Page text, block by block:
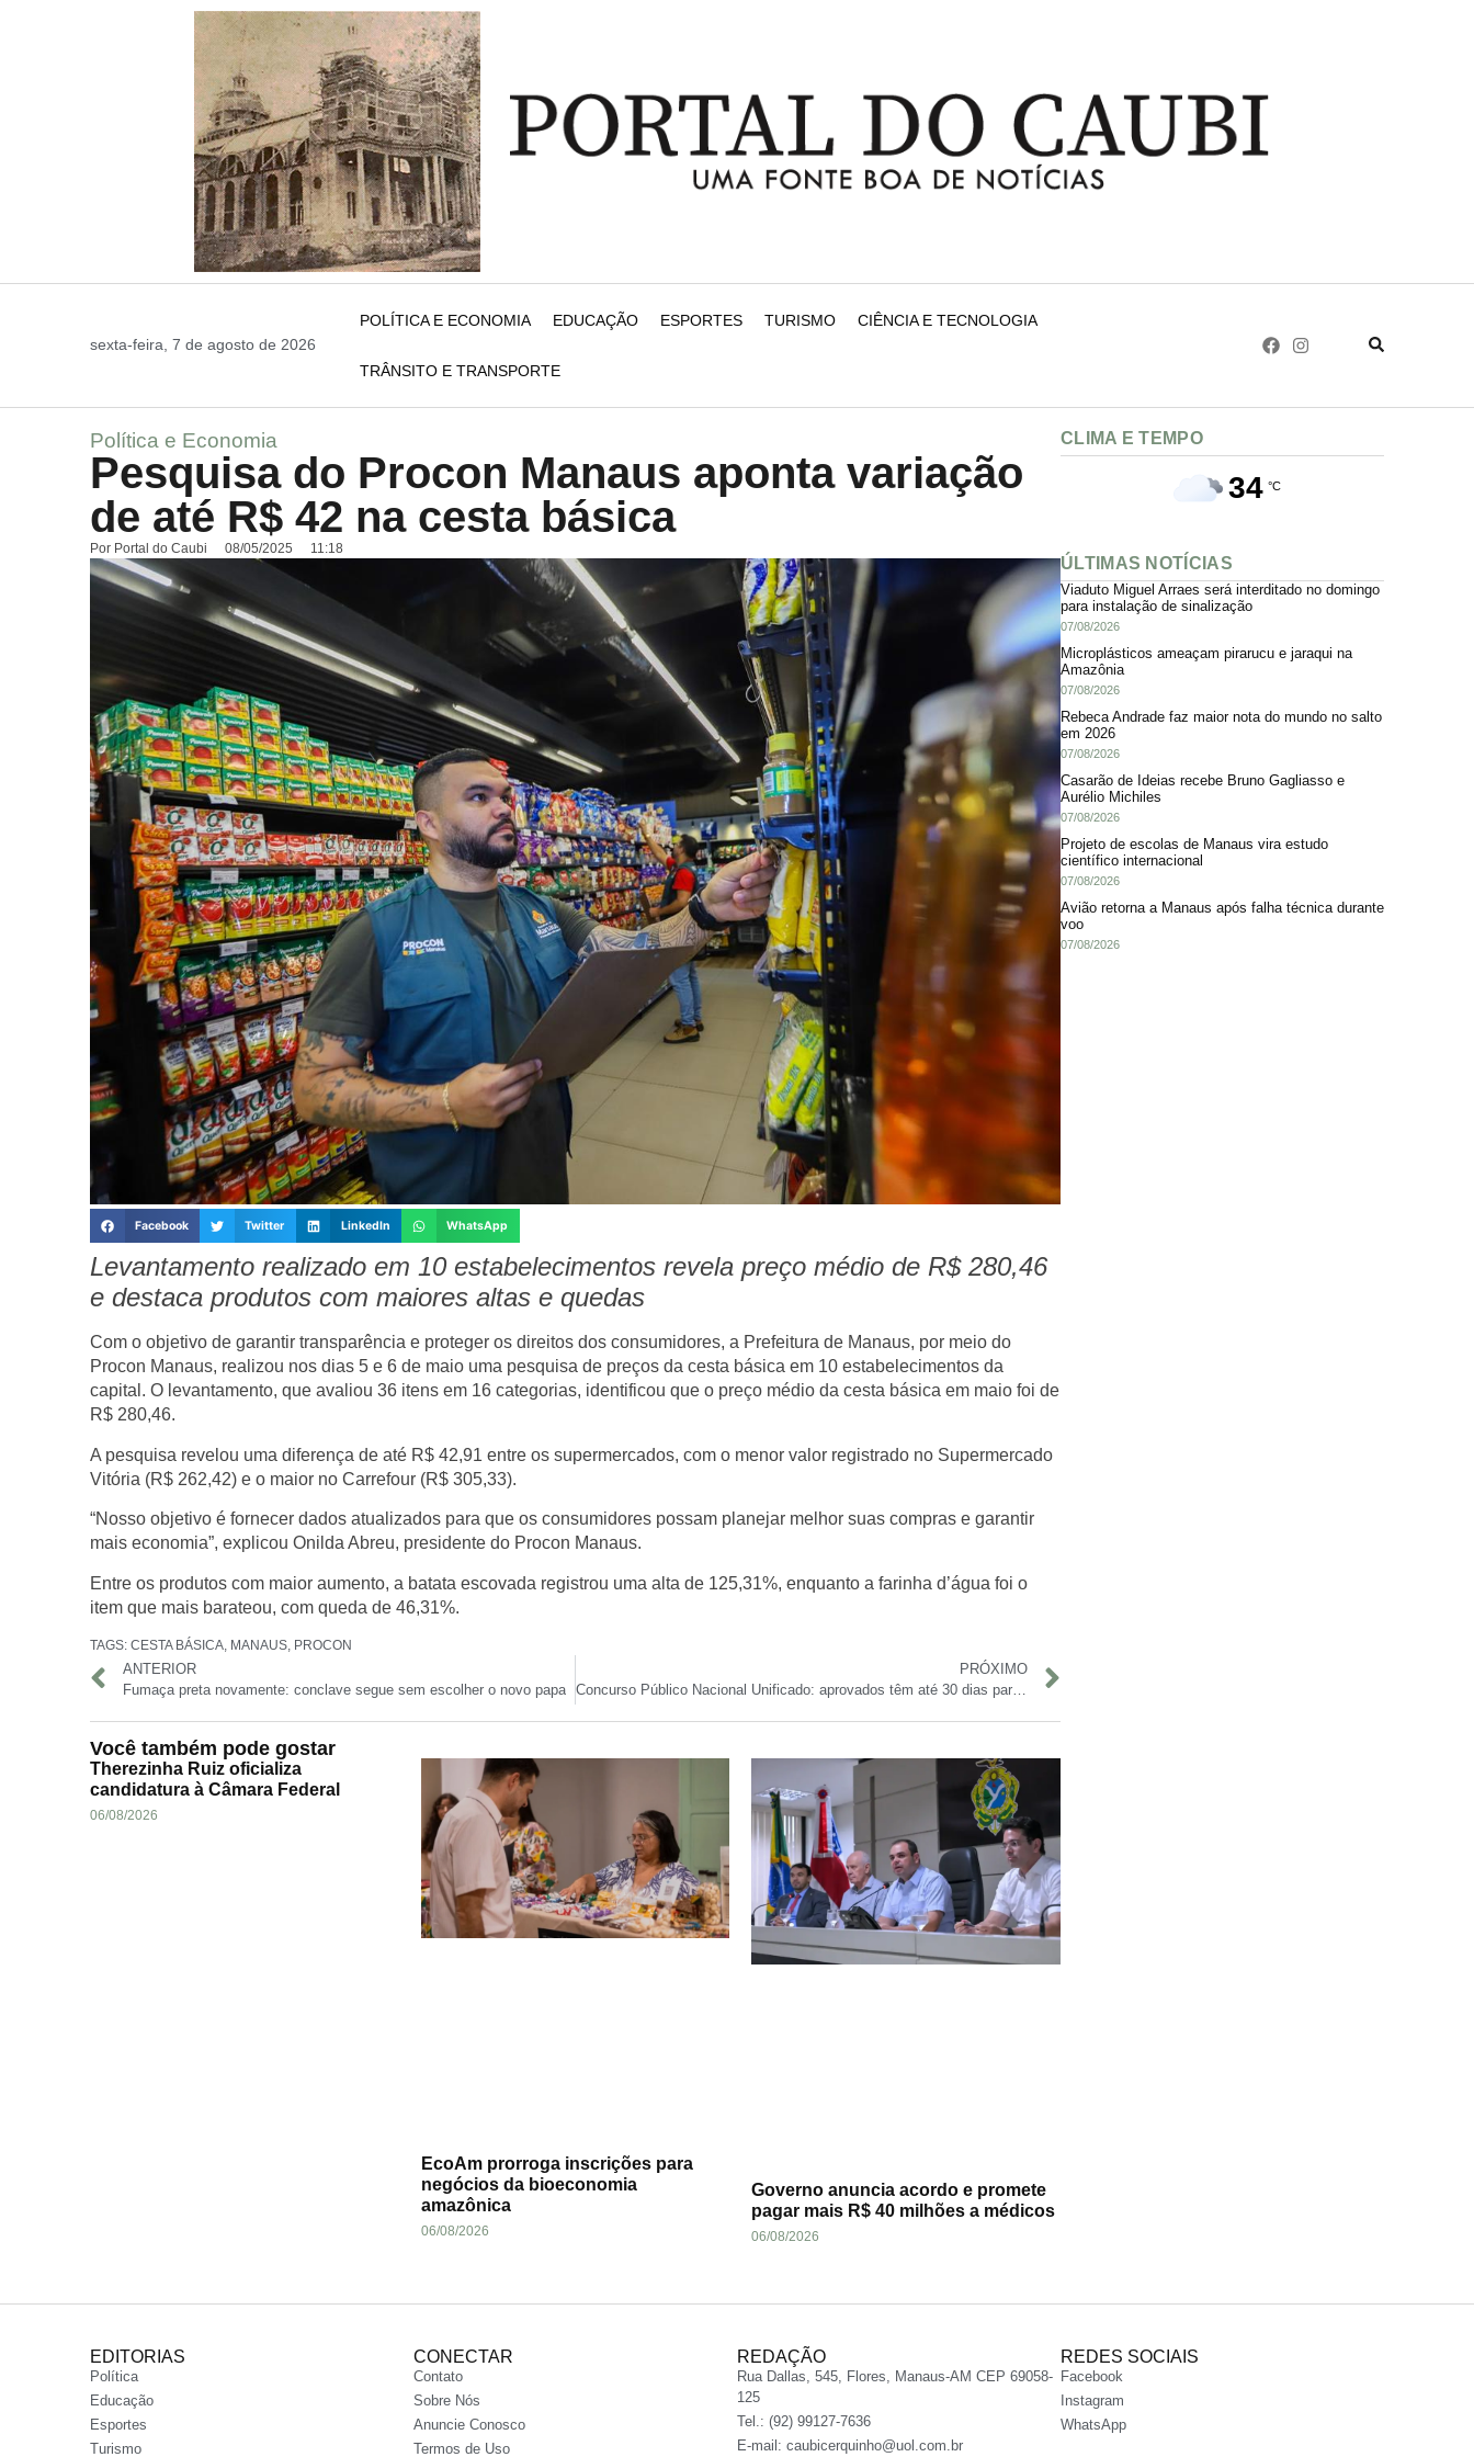
sexta-feira, 7 de agosto de 2026
POLÍTICA E ECONOMIA EDUCAÇÃO ESPORTES TURISMO CIÊNCIA E TECNOLOGIA
TRÂNSITO E TRANSPORTE
Política e Economia
Pesquisa do Procon Manaus aponta variação
de até R$ 42 na cesta básica
Por Portal do Caubi 08/05/2025 11:18
Facebook Twitter LinkedIn WhatsApp
Levantamento realizado em 10 estabelecimentos revela preço médio de R$ 280,46
e destaca produtos com maiores altas e quedas
Com o objetivo de garantir transparência e proteger os direitos dos consumidores, a Prefeitura de Manaus, por meio do
Procon Manaus, realizou nos dias 5 e 6 de maio uma pesquisa de preços da cesta básica em 10 estabelecimentos da
capital. O levantamento, que avaliou 36 itens em 16 categorias, identificou que o preço médio da cesta básica em maio foi de
R$ 280,46.
A pesquisa revelou uma diferença de até R$ 42,91 entre os supermercados, com o menor valor registrado no Supermercado
Vitória (R$ 262,42) e o maior no Carrefour (R$ 305,33).
“Nosso objetivo é fornecer dados atualizados para que os consumidores possam planejar melhor suas compras e garantir
mais economia”, explicou Onilda Abreu, presidente do Procon Manaus.
Entre os produtos com maior aumento, a batata escovada registrou uma alta de 125,31%, enquanto a farinha d’água foi o
item que mais barateou, com queda de 46,31%.
TAGS: CESTA BÁSICA, MANAUS, PROCON
ANTERIOR
Fumaça preta novamente: conclave segue sem escolher o novo papa
PRÓXIMO
Concurso Público Nacional Unificado: aprovados têm até 30 dias para tomar posse
Você também pode gostar
Therezinha Ruiz oficializa
candidatura à Câmara Federal
06/08/2026
EcoAm prorroga inscrições para
negócios da bioeconomia
amazônica
06/08/2026
Governo anuncia acordo e promete
pagar mais R$ 40 milhões a médicos
06/08/2026
CLIMA E TEMPO
34 °C
ÚLTIMAS NOTÍCIAS
Viaduto Miguel Arraes será interditado no domingo
para instalação de sinalização
07/08/2026
Microplásticos ameaçam pirarucu e jaraqui na
Amazônia
07/08/2026
Rebeca Andrade faz maior nota do mundo no salto
em 2026
07/08/2026
Casarão de Ideias recebe Bruno Gagliasso e
Aurélio Michiles
07/08/2026
Projeto de escolas de Manaus vira estudo
científico internacional
07/08/2026
Avião retorna a Manaus após falha técnica durante
voo
07/08/2026
EDITORIAS
Política
Educação
Esportes
Turismo
CONECTAR
Contato
Sobre Nós
Anuncie Conosco
Termos de Uso
REDAÇÃO
Rua Dallas, 545, Flores, Manaus-AM CEP 69058-
125
Tel.: (92) 99127-7636
E-mail: caubicerquinho@uol.com.br
REDES SOCIAIS
Facebook
Instagram
WhatsApp